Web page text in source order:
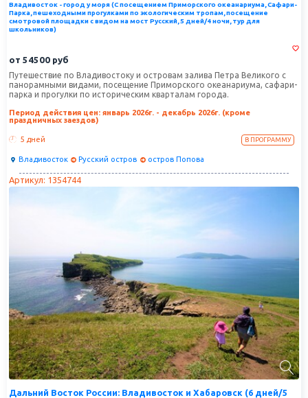
Владивосток - город у моря (С посещением Приморского океанариума, Сафари-
Парка, пешеходными прогулками по экологическим тропам, посещение
смотровой площадки с видом на мост Русский, 5 дней/4 ночи, тур для
школьников)
от 54500 руб
Путешествие по Владивостоку и островам залива Петра Великого с
панорамными видами, посещение Приморского океанариума, сафари-
парка и прогулки по историческим кварталам города.
Период действия цен: январь 2026г. - декабрь 2026г. (кроме
праздничных заездов)
5 дней В ПРОГРАММУ
Владивосток Русский остров остров Попова
Артикул: 1354744
Дальний Восток России: Владивосток и Хабаровск (6 дней/5